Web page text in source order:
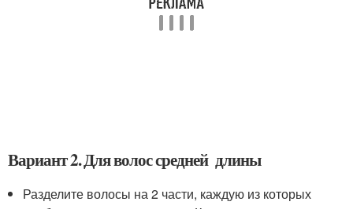
Вариант 2. Для волос средней длины
Разделите волосы на 2 части, каждую из которых